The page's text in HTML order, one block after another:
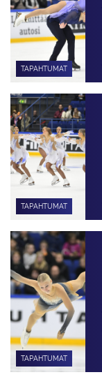
TAPAHTUMAT
TAPAHTUMAT
TAPAHTUMAT